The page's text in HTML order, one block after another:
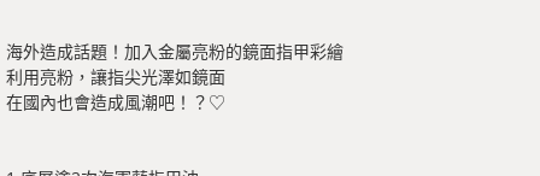
海外造成話題！加入金屬亮粉的鏡面指甲彩繪
利用亮粉，讓指尖光澤如鏡面
在國內也會造成風潮吧！？♡